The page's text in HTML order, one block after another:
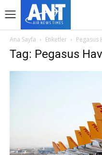
Ana Sayfa Etiketler Pegasus
Tag: Pegasus